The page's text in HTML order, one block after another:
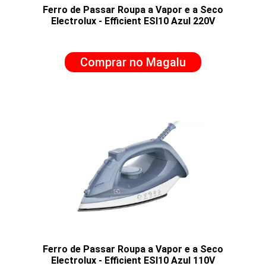
Ferro de Passar Roupa a Vapor e a Seco
Electrolux - Efficient ESI10 Azul 220V
Comprar no Magalu
Ferro de Passar Roupa a Vapor e a Seco
Electrolux - Efficient ESI10 Azul 110V